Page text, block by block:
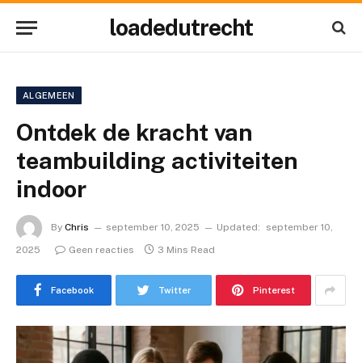
loadedutrecht
ALGEMEEN
Ontdek de kracht van
teambuilding activiteiten
indoor
By Chris september 10, 2025 Updated:
september 10,
2025
Geen reacties 3 Mins Read
Facebook Twitter Pinterest